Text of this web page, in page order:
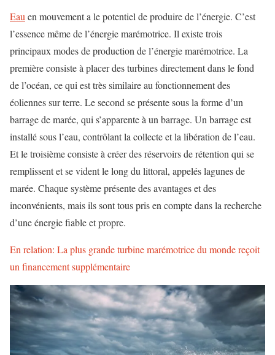
Eau en mouvement a le potentiel de produire de l’énergie. C’est
l’essence même de l’énergie marémotrice. Il existe trois
principaux modes de production de l’énergie marémotrice. La
première consiste à placer des turbines directement dans le fond
de l’océan, ce qui est très similaire au fonctionnement des
éoliennes sur terre. Le second se présente sous la forme d’un
barrage de marée, qui s’apparente à un barrage. Un barrage est
installé sous l’eau, contrôlant la collecte et la libération de l’eau.
Et le troisième consiste à créer des réservoirs de rétention qui se
remplissent et se vident le long du littoral, appelés lagunes de
marée. Chaque système présente des avantages et des
inconvénients, mais ils sont tous pris en compte dans la recherche
d’une énergie fiable et propre.
En relation: La plus grande turbine marémotrice du monde reçoit
un financement supplémentaire